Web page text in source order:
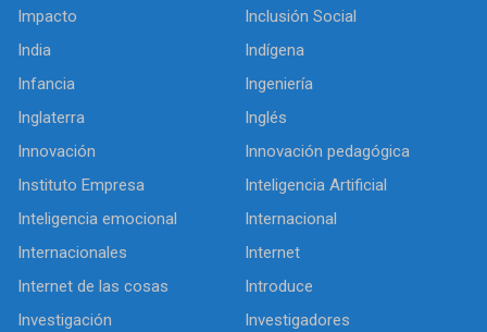
Impacto
Inclusión Social
India
Indígena
Infancia
Ingeniería
Inglaterra
Inglés
Innovación
Innovación pedagógica
Instituto Empresa
Inteligencia Artificial
Inteligencia emocional
Internacional
Internacionales
Internet
Internet de las cosas
Introduce
Investigación
Investigadores